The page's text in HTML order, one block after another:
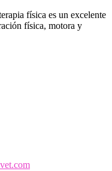
física es un excelente
física, motora y